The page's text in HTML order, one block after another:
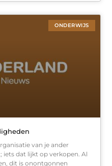
ONDERWIJS
van je ander
dat lijkt op verkopen. Al
dit is onontgonnen